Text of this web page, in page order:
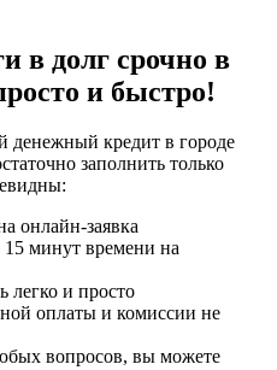
в долг срочно в
и быстро!
денежный кредит в городе
заполнить только
онлайн-заявка
15 минут времени на
легко и просто
оплаты и комиссии не
вопросов, вы можете